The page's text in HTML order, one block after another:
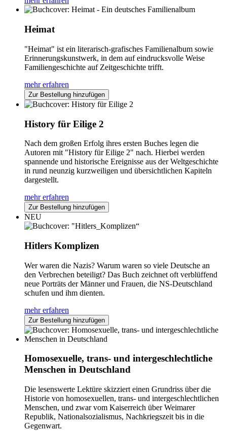
Heimat
"Heimat" ist ein literarisch-grafisches Familienalbum sowie
Erinnerungskunstwerk, in dem auf eindrucksvolle Weise
Familiengeschichte auf Zeitgeschichte trifft.
mehr erfahren
Zur Bestellung hinzufügen
History für Eilige 2
Nach dem großen Erfolg ihres ersten Buches legen die
Autoren mit "History für Eilige 2" nach. Hierbei werden
spannende und historische Ereignisse aus der Weltgeschichte
in rund neunzig kurzweiligen und übersichtlichen Kapiteln
dargestellt.
mehr erfahren
Zur Bestellung hinzufügen
NEU
Hitlers Komplizen
Wer waren die Nazis? Warum waren so viele Deutsche an
den Verbrechen beteiligt? Das Buch zeichnet oft verblüffend
neue Porträts der Männer und Frauen, die NS-Deutschland
schufen und ihm dienten.
mehr erfahren
Zur Bestellung hinzufügen
Homosexuelle, trans- und intergeschlechtliche
Menschen in Deutschland
Die lesenswerte Lektüre skizziert einen Grundriss über die
Historie von homosexuellen, trans- und intergeschlechtlichen
Menschen, und zwar vom Kaiserreich über Weimarer
Republik, Nationalsozialismus, Nachkriegszeit bis in die
Gegenwart.